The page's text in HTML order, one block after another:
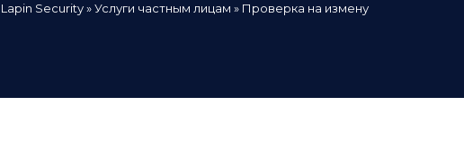
Lapin Security»Услуги частным лицам » Проверка на измену